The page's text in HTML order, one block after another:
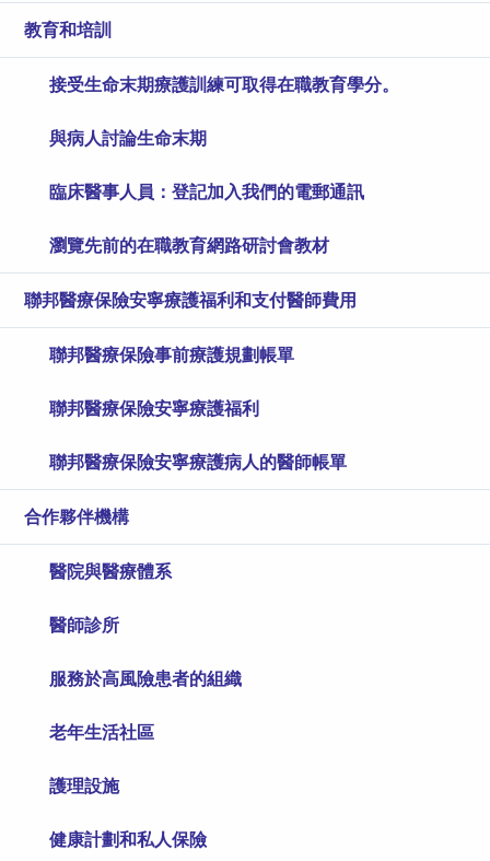
教育和培訓
接受生命末期療護訓練可取得在職教育學分。
與病人討論生命末期
臨床醫事人員：登記加入我們的電郵通訊
瀏覽先前的在職教育網路研討會教材
聯邦醫療保險安寧療護福利和支付醫師費用
聯邦醫療保險​​​​​​​事前療護規劃帳單
聯邦醫療保險安寧療護福利
聯邦醫療保險安寧療護病人的醫師帳單
合作夥伴機構
醫院與醫療體系
醫師診所
服務於高風險患者的組織
老年生活社區
護理設施
健康計劃和私人保險